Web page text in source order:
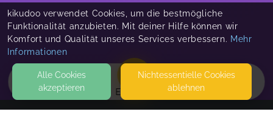
EVENTS
kikudoo verwendet Cookies, um die bestmögliche
Funktionalität anzubieten. Mit deiner Hilfe können wir
Komfort und Qualität unseres Services verbessern. Mehr
Informationen
Alle Cookies
akzeptieren
Nicht­essentielle Cookies
ablehnen